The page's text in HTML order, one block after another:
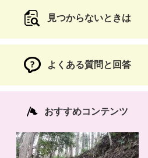
見つからないときは
よくある質問と回答
おすすめコンテンツ